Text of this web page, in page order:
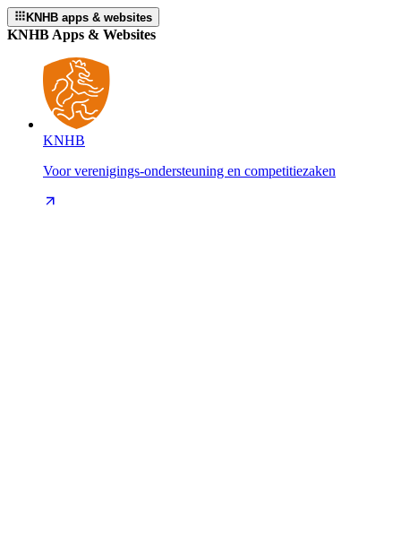
KNHB apps & websites
KNHB Apps & Websites
KNHB
Voor verenigings-ondersteuning en competitiezaken